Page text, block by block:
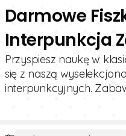
Darmowe
Interpunkcja
Przyspiesz naukę w
się z naszą
interpunkcyjnych.